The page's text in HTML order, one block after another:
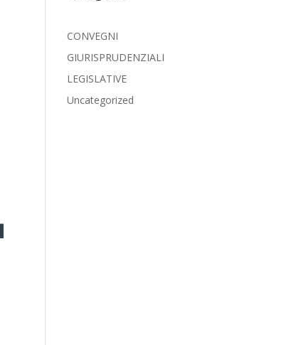
CONVEGNI
GIURISPRUDENZIALI
LEGISLATIVE
Uncategorized